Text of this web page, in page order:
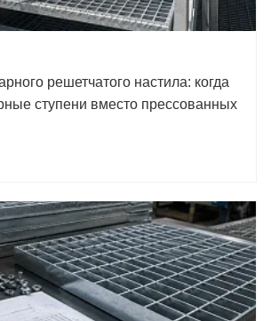
решетчатого настила: когда
ступени вместо прессованных